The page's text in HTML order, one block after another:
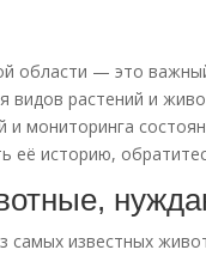
области — это
видов растений и
и мониторинга
её историю,
известных